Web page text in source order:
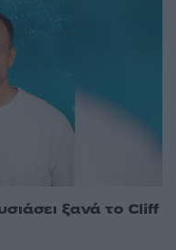
ξανά το Cliff